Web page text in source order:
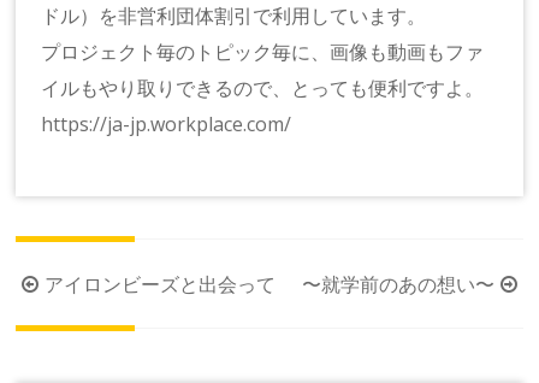
ドル）を非営利団体割引で利用しています。
プロジェクト毎のトピック毎に、画像も動画もファ
イルもやり取りできるので、とっても便利ですよ。
https://ja-jp.workplace.com/
投
稿
アイロンビーズと出会って 〜就学前のあの想い〜